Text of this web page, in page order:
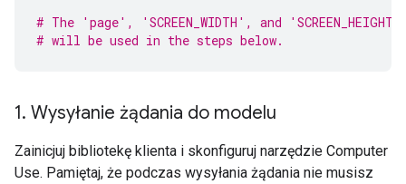
# The 'page', 'SCREEN_WIDTH', and
# will be used in the steps below.
1. Wysyłanie żądania do modelu
Zainicjuj bibliotekę klienta i skonfiguruj narzędzie Computer
Use. Pamiętaj, że podczas wysyłania żądania nie musisz